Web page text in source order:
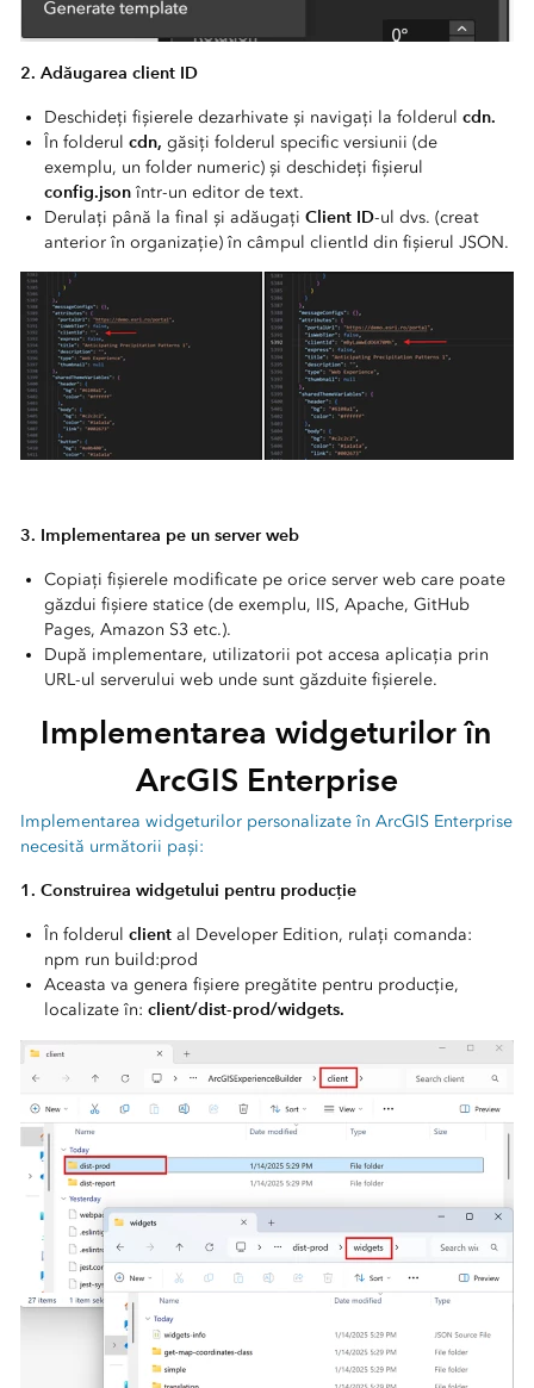
2. Adăugarea client ID
Deschideți fișierele dezarhivate și navigați la folderul cdn.
În folderul cdn, găsiți folderul specific versiunii (de
exemplu, un folder numeric) și deschideți fișierul
config.jsonîntr-un editor de text.
Derulați până la final și adăugați Client ID-ul dvs. (creat
anterior în organizație) în câmpul clientId din fișierul JSON.
3. Implementarea pe un server web
Copiați fișierele modificate pe orice server web care poate
găzdui fișiere statice (de exemplu, IIS, Apache, GitHub
Pages, Amazon S3 etc.).
După implementare, utilizatorii pot accesa aplicația prin
URL-ul serverului web unde sunt găzduite fișierele.
Implementarea widgeturilor în
ArcGIS Enterprise
Implementarea widgeturilor personalizate în ArcGIS Enterprise
necesită următorii pași:
1. Construirea widgetului pentru producție
În folderul client al Developer Edition, rulați comanda:
npm run build:prod
Aceasta va genera fișiere pregătite pentru producție,
localizate în: client/dist-prod/widgets.